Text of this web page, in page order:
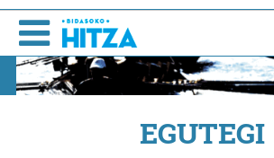
EGUTEGI